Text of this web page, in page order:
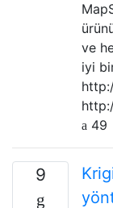
ve
iyi
49
9